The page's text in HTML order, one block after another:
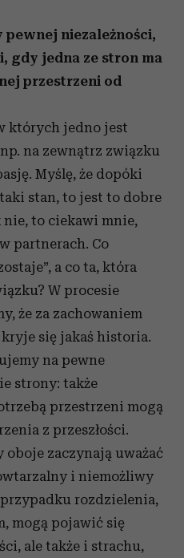
niezależności,
gdy jedna ze stron ma
przestrzeni od
których jedno jest
na zewnątrz związku
Myślę, że dopóki
stan, to jest to dobre
to ciekawi mnie,
partnerach. Co
a co ta, która
W procesie
że za zachowaniem
się jakaś historia.
na pewne
strony: także
przestrzeni mogą
z przeszłości.
oboje zaczynają uważać
i niemożliwy
rozdzielenia,
mogą pojawić się
ale także i strachu,